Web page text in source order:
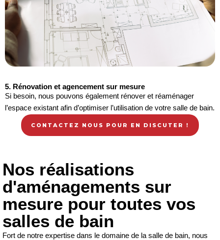
5. Rénovation et agencement sur mesure
Si besoin, nous pouvons également rénover et réaménager
l’espace existant afin d’optimiser l’utilisation de votre salle de bain.
CONTACTEZ NOUS POUR EN DISCUTER !
Nos réalisations
d'aménagements sur
mesure pour toutes vos
salles de bain
Fort de notre expertise dans le domaine de la salle de bain, nous